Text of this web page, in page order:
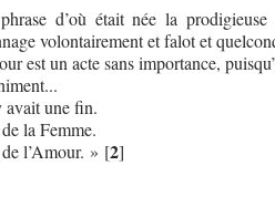
d’où était née la
volontairement et falot et
est un acte sans importance,
une fin.
la Femme.
l’Amour. » [2]